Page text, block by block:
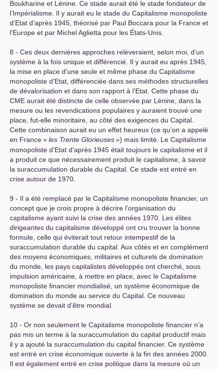
Boukharine et Lénine. Ce stade aurait été le stade fondateur de
l’Impérialisme. Il y aurait eu le stade du Capitalisme monopoliste
d’Etat d’après 1945, théorisé par Paul Boccara pour la France et
l’Europe et par Michel Aglietta pour les États-Unis.
8 - Ces deux dernières approches relèveraient, selon moi, d’un
système à la fois unique et différencié. Il y aurait eu après 1945,
la mise en place d’une seule et même phase du Capitalisme
monopoliste d’Etat, différenciée dans ses méthodes structurelles
de dévalorisation et dans son rapport à l’Etat. Cette phase du
CME aurait été distincte de celle observée par Lénine, dans la
mesure ou les revendications populaires y auraient trouvé une
place, fut-elle minoritaire, au côté des exigences du Capital.
Cette combinaison aurait eu un effet heureux (ce qu’on a appelé
en France « les Trente Glorieuses») mais limité. Le Capitalisme
monopoliste d’Etat d’après 1945 était toujours le capitalisme et il
a produit ce que nécessairement produit le capitalisme, à savoir
la suraccumulation durable du Capital. Ce stade est entré en
crise autour de 1970.
9 - Il a été remplacé par le Capitalisme monopoliste financier, un
concept que je crois propre à décrire l’organisation du
capitalisme ayant suivi la crise des années 1970. Les élites
dirigeantes du capitalisme développé ont cru trouver la bonne
formule, celle qui éviterait tout retour intempestif de la
suraccumulation durable du capital. Aux côtés et en complément
des moyens économiques, militaires et culturels de domination
du monde, les pays capitalistes développés ont cherché, sous
impulsion américaine, à mettre en place, avec le Capitalisme
monopoliste financier mondialisé, un système économique de
domination du monde au service du Capital. Ce nouveau
système se devait d’être mondial.
10 - Or non seulement le Capitalisme monopoliste financier n’a
pas mis un terme à la suraccumulation du capital productif mais
il y a ajouté la suraccumulation du capital financier. Ce système
est entré en crise économique ouverte à la fin des années 2000.
Il est également entré en crise politique dans la mesure où un